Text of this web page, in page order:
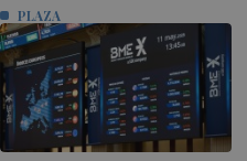
PLAZA